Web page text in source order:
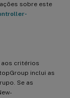
sobre este
critérios
inclui as
Se as